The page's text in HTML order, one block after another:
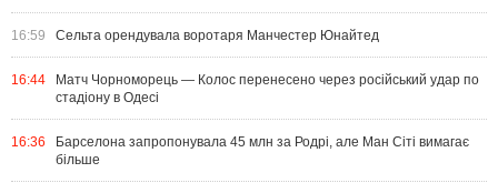
16:59 Сельта орендувала воротаря Манчестер Юнайтед
16:44
Матч Чорноморець — Колос перенесено через російський удар по
стадіону в Одесі
16:36
Барселона запропонувала 45 млн за Родрі, але Ман Сіті вимагає
більше